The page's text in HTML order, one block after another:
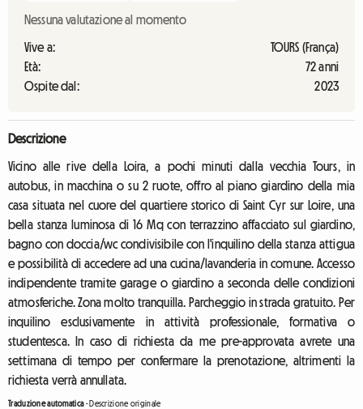
Nessuna valutazione al momento
Vive a:
TOURS (França)
Età:
72 anni
Ospite dal:
2023
Descrizione
Vicino alle rive della Loira, a pochi minuti dalla vecchia Tours, in
autobus, in macchina o su 2 ruote, offro al piano giardino della mia
casa situata nel cuore del quartiere storico di Saint Cyr sur Loire, una
bella stanza luminosa di 16 Mq con terrazzino affacciato sul giardino,
bagno con doccia/wc condivisibile con l'inquilino della stanza attigua
e possibilità di accedere ad una cucina/lavanderia in comune. Accesso
indipendente tramite garage o giardino a seconda delle condizioni
atmosferiche. Zona molto tranquilla. Parcheggio in strada gratuito. Per
inquilino esclusivamente in attività professionale, formativa o
studentesca. In caso di richiesta da me pre-approvata avrete una
settimana di tempo per confermare la prenotazione, altrimenti la
richiesta verrà annullata.
Traduzione automatica-Descrizione originale